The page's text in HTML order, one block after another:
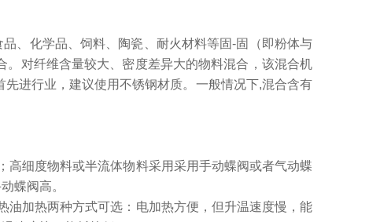
、化学品、饲料、陶瓷、耐火材料等固-固（即粉体与
对纤维含量较大、密度差异大的物料混合，该混合机
进行业，建议使用不锈钢材质。一般情况下,混合含有
细度物料或半流体物料采用采用手动蝶阀或者气动蝶
蝶阀高。
油加热两种方式可选：电加热方便，但升温速度慢，能